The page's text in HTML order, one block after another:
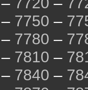
– 7750 –
– 7780 –
– 7810 –
– 7840 –